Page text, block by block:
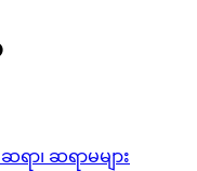
ရာ၊ ဆရာမများ